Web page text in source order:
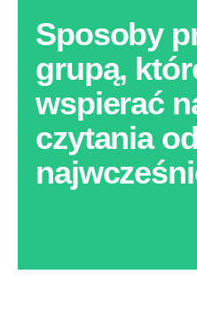
Sposoby
grupą,
wspierać
czytania od